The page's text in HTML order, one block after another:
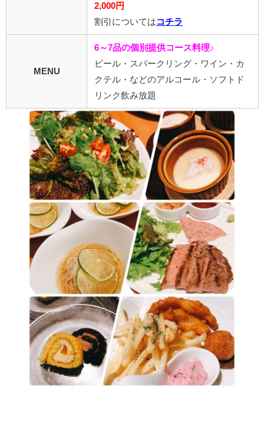
2,000円
割引については コチラ
MENU
6～7品の個別提供コース料理♪
ビール・スパークリング・ワイン・カ
クテル・などのアルコール・ソフトド
リンク飲み放題